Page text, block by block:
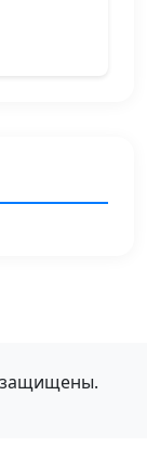
защищены.